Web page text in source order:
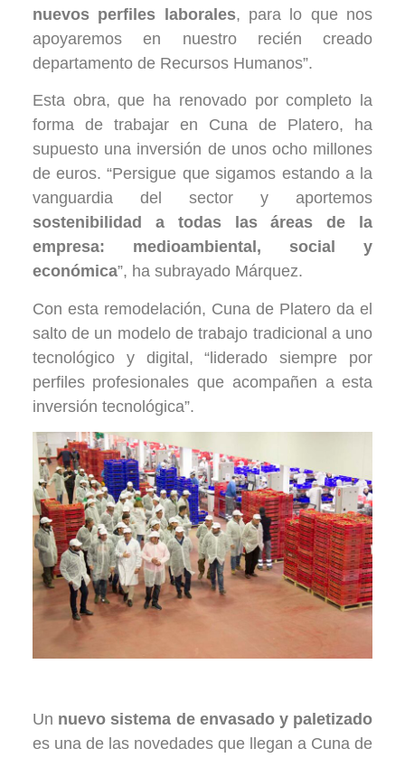
nuevos perfiles laborales, para lo que nos
apoyaremos en nuestro recién creado
departamento de Recursos Humanos”.
Esta obra, que ha renovado por completo la
forma de trabajar en Cuna de Platero, ha
supuesto una inversión de unos ocho millones
de euros. “Persigue que sigamos estando a la
vanguardia del sector y aportemos
sostenibilidad a todas las áreas de la
empresa: medioambiental, social y
económica”, ha subrayado Márquez.
Con esta remodelación, Cuna de Platero da el
salto de un modelo de trabajo tradicional a uno
tecnológico y digital, “liderado siempre por
perfiles profesionales que acompañen a esta
inversión tecnológica”.
Un nuevo sistema de envasado y paletizado
es una de las novedades que llegan a Cuna de